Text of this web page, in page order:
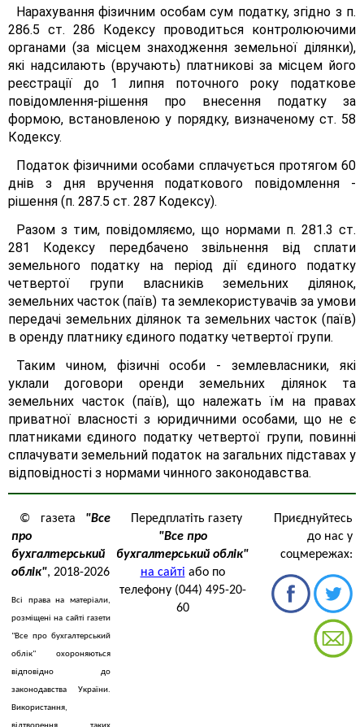
Нарахування фізичним особам сум податку, згідно з п.
286.5 ст. 286 Кодексу проводиться контролюючими
органами (за місцем знаходження земельної ділянки),
які надсилають (вручають) платникові за місцем його
реєстрації до 1 липня поточного року податкове
повідомлення-рішення про внесення податку за
формою, встановленою у порядку, визначеному ст. 58
Кодексу.
Податок фізичними особами сплачується протягом 60
днів з дня вручення податкового повідомлення -
рішення (п. 287.5 ст. 287 Кодексу).
Разом з тим, повідомляємо, що нормами п. 281.3 ст.
281 Кодексу передбачено звільнення від сплати
земельного податку на період дії єдиного податку
четвертої групи власників земельних ділянок,
земельних часток (паїв) та землекористувачів за умови
передачі земельних ділянок та земельних часток (паїв)
в оренду платнику єдиного податку четвертої групи.
Таким чином, фізичні особи - землевласники, які
уклали договори оренди земельних ділянок та
земельних часток (паїв), що належать їм на правах
приватної власності з юридичними особами, що не є
платниками єдиного податку четвертої групи, повинні
сплачувати земельний податок на загальних підставах у
відповідності з нормами чинного законодавства.
© газета "Все
про
бухгалтерський
облік", 2018-2026
Всі права на матеріали,
розміщені на сайті газети
"Все про бухгалтерський
облік" охороняються
відповідно до
законодавства України.
Використання,
Передплатіть газету
"Все про
бухгалтерський облік"
на сайті або по
телефону (044) 495-20-
60
Приєднуйтесь
до нас у
соцмережах: